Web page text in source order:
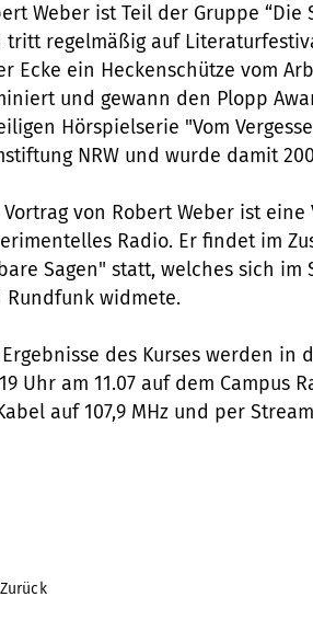
Weber ist Teil der Gruppe
tritt regelmäßig auf
Ecke ein Heckenschütze vom
und gewann den Plopp
Hörspielserie "Vom
NRW und wurde damit
Vortrag von Robert Weber ist
Radio. Er findet im
Sagen" statt, welches sich
Rundfunk widmete.
des Kurses werden in
Uhr am 11.07 auf dem Campus
auf 107,9 MHz und per
Zurück